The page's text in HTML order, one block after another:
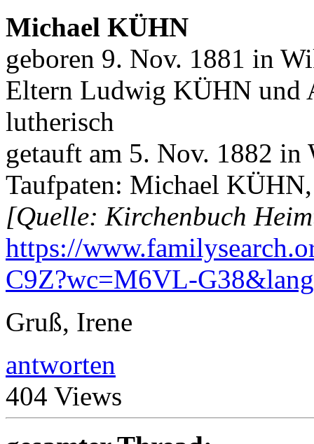
Michael KÜHN
geboren 9. Nov. 1881 in
Eltern Ludwig KÜHN und
lutherisch
getauft am 5. Nov. 1882
Taufpaten: Michael
[Quelle: Kirchenbuch
https://
C9Z?wc=M6VL-
Gruß, Irene
antworten
404 Views